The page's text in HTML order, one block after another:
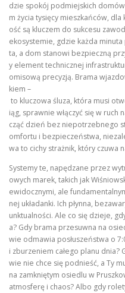
dzie spokój podmiejskich
m życia tysięcy mieszkańców,
ość są kluczem do sukcesu
ekosystemie, gdzie każda
ta, a dom stanowi bezpieczną
y element technicznej
omisową precyzją. Brama
kiem –
to kluczowa śluza, która musi
iąg, sprawnie włączyć się w
cząć dzień bez niepotrzebnego
omfortu i bezpieczeństwa,
wa to cichy strażnik, który czuwa
Systemy te, napędzane przez
owych marek, takich jak
ewidocznymi, ale
nej układanki. Ich płynna,
unktualności. Ale co się dzieje,
a? Gdy brama przesuwna na
wie odmawia posłuszeństwa o
i zburzeniem całego planu
wie nie chce się podnieść, a Ty
na zamkniętym osiedlu w
atmosferę i chaos? Albo gdy